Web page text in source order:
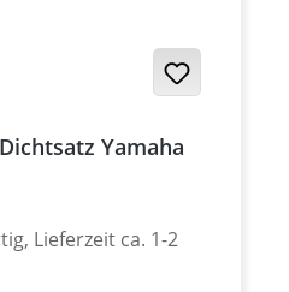
Yamaha
Lieferzeit ca. 1-2